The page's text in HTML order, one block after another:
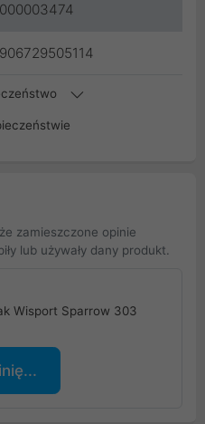
zamieszczone opinie
lub używały dany produkt.
Wisport Sparrow 303